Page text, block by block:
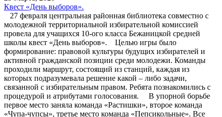
Квест «День выборов».
27 февраля центральная районная библиотека совместно с
молодежной территориальной избирательной комиссией
провела для учащихся 10-ого класса Бежаницкой средней
школы квест «День выборов». Целью игры было
формирование: правовой культуры будущих избирателей и
активной гражданской позиции среди молодежи. Команды
проходили маршрут, состоящий из станций, каждая из
которых подразумевала решение какой – либо задачи,
связанной с избирательным правом. Ребята познакомились с
процедурой и атрибутами голосования. В упорной борьбе
первое место заняла команда «Растишки», второе команда
«Чупа-чупсы», третье место команда «Пепсикольные». Все